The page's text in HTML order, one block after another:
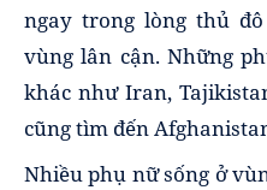
ngay trong lòng thủ
vùng lân cận. Những
khác như Iran,
cũng tìm đến
Nhiều phụ nữ sống ở